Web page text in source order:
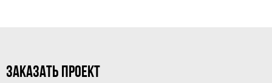
ЗАКАЗАТЬ ПРОЕКТ